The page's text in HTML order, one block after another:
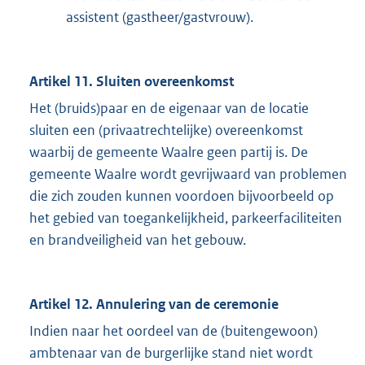
assistent (gastheer/gastvrouw).
Artikel 11. Sluiten overeenkomst
Het (bruids)paar en de eigenaar van de locatie
sluiten een (privaatrechtelijke) overeenkomst
waarbij de gemeente Waalre geen partij is. De
gemeente Waalre wordt gevrijwaard van problemen
die zich zouden kunnen voordoen bijvoorbeeld op
het gebied van toegankelijkheid, parkeerfaciliteiten
en brandveiligheid van het gebouw.
Artikel 12. Annulering van de ceremonie
Indien naar het oordeel van de (buitengewoon)
ambtenaar van de burgerlijke stand niet wordt